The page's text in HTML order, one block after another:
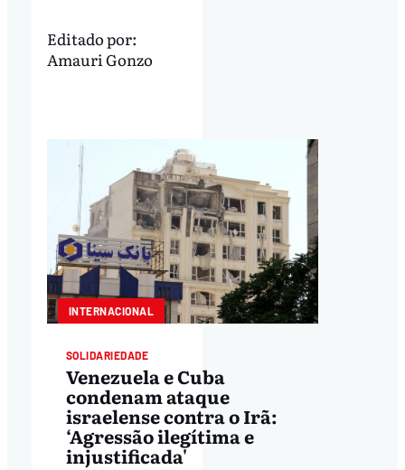
Editado por:
Amauri Gonzo
INTERNACIONAL
SOLIDARIEDADE
Venezuela e Cuba
condenam ataque
israelense contra o Irã:
‘Agressão ilegítima e
injustificada'